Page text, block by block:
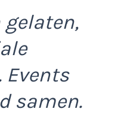
gelaten,
Events
samen.